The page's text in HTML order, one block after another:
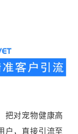
把对宠物健康高
户，直接引流至